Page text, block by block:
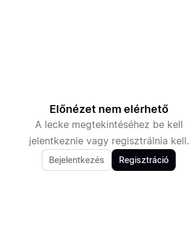
Előnézet nem elérhető
A lecke megtekintéséhez be kell
jelentkeznie vagy regisztrálnia kell.
Bejelentkezés Regisztráció